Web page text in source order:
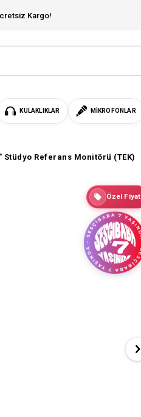
Kargo!
KULAKLIKLAR MIKROFONLAR
Stüdyo Referans Monitörü (TEK)
Özel Fiyat